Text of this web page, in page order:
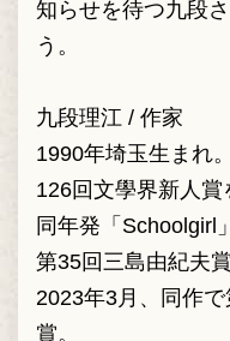
知らせを待つ九段
う。
九段理江 / 作家
1990年埼玉生まれ
126回文學界新人賞
同年発「Schoolgirl
第35回三島由紀夫賞
2023年3月、同作
賞。